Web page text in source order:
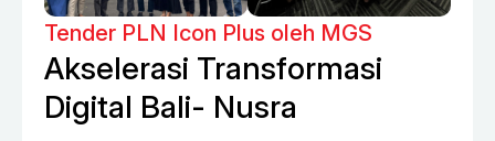
Tender PLN Icon Plus oleh MGS
Akselerasi Transformasi
Digital Bali- Nusra